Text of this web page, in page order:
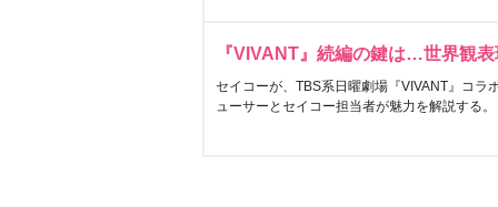
『VIVANT』続編の鍵は…世界観
セイコーが、TBS系日曜劇場『VIVANT』コラ
ューサーとセイコー担当者が魅力を解説する。